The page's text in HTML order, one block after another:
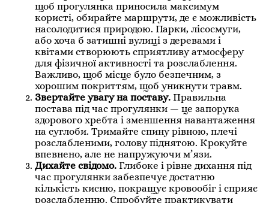
щоб прогулянка приносила максимум
користі, обирайте маршрути, де є можливість
насолодитися природою. Парки, лісосмуги,
або хоча б затишні вулиці з деревами і
квітами створюють сприятливу атмосферу
для фізичної активності та розслаблення.
Важливо, щоб місце було безпечним, з
хорошим покриттям, щоб уникнути травм.
Звертайте увагу на поставу. Правильна
постава під час прогулянки — це запорука
здорового хребта і зменшення навантаження
на суглоби. Тримайте спину рівною, плечі
розслабленими, голову піднятою. Крокуйте
впевнено, але не напружуючи м’язи.
Дихайте свідомо. Глибоке і рівне дихання під
час прогулянки забезпечує достатню
кількість кисню, покращує кровообіг і сприяє
розслабленню. Спробуйте практикувати